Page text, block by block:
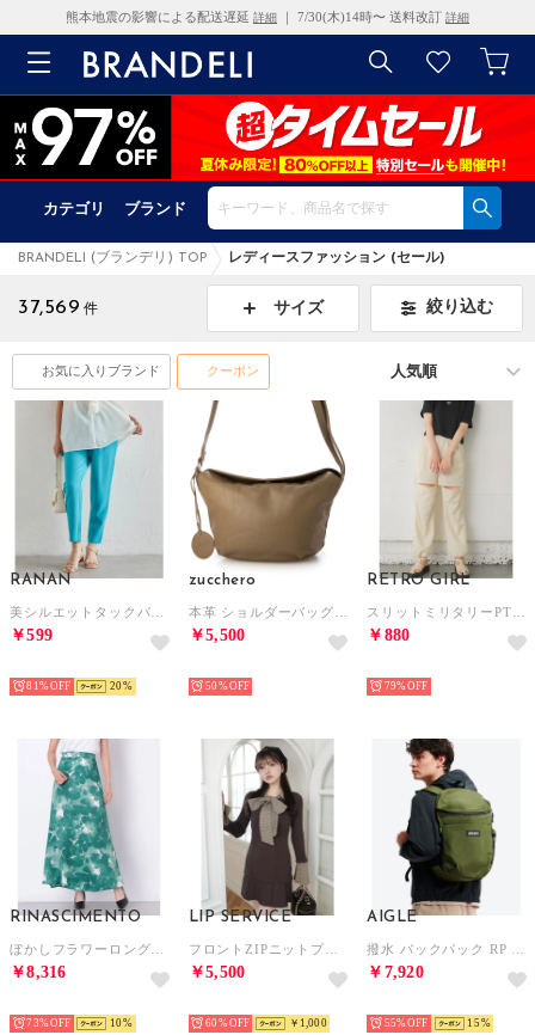
熊本地震の影響による配送遅延 詳細 ｜ 7/30(木)14時〜 送料改訂 詳細
カテゴリ ブランド
BRANDELI (ブランデリ) TOP レディースファッション (セール)
37,569 件 サイズ 絞り込む
お気に入りブランド クーポン
RANAN
￥599
81% 20
zucchero
￥5,500
50%
RETRO GIRL
￥880
79%
RINASCIMENTO
￥8,316
73% 10
LIP SERVICE
￥5,500
60% ￥1,000
AIGLE
￥7,920
55% 15